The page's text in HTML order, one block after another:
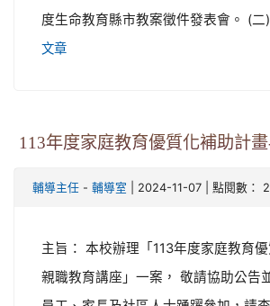
度生命教育縣市教案徵件發表會。 (二
文章
113年度家庭教育優質化補助計
輔導主任 - 輔導室 | 2024-11-07 | 點閱數：
主旨： 本校辦理「113年度家庭教育
親職教育講座」一案， 敬請協助公告